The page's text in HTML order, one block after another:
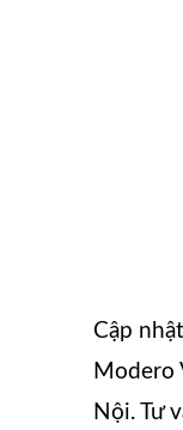
Cập
Modero
Nội. Tư